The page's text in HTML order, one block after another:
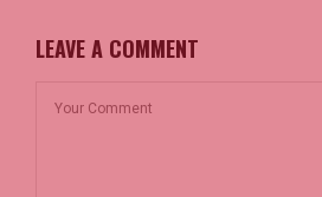
LEAVE A COMMENT